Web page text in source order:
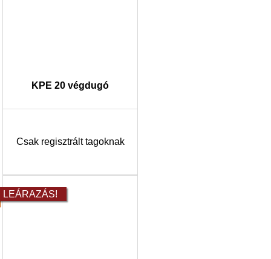
KPE 20 végdugó
Csak regisztrált tagoknak
LEÁRAZÁS!